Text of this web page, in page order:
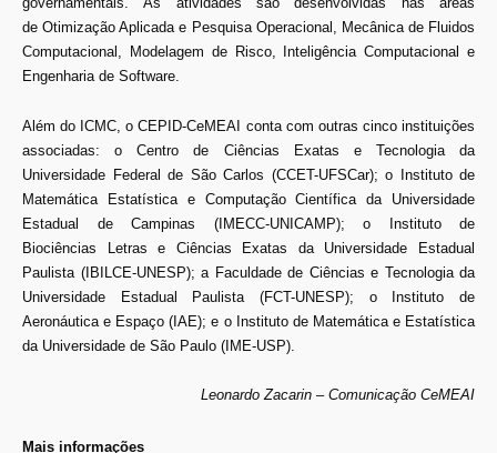
de Otimização Aplicada e Pesquisa Operacional, Mecânica de Fluidos
Computacional, Modelagem de Risco, Inteligência Computacional e
Engenharia de Software.
Além do ICMC, o CEPID-CeMEAI conta com outras cinco instituições
associadas: o Centro de Ciências Exatas e Tecnologia da
Universidade Federal de São Carlos (CCET-UFSCar); o Instituto de
Matemática Estatística e Computação Científica da Universidade
Estadual de Campinas (IMECC-UNICAMP); o Instituto de
Biociências Letras e Ciências Exatas da Universidade Estadual
Paulista (IBILCE-UNESP); a Faculdade de Ciências e Tecnologia da
Universidade Estadual Paulista (FCT-UNESP); o Instituto de
Aeronáutica e Espaço (IAE); e o Instituto de Matemática e Estatística
da Universidade de São Paulo (IME-USP).
Leonardo Zacarin – Comunicação CeMEAI
Mais informações